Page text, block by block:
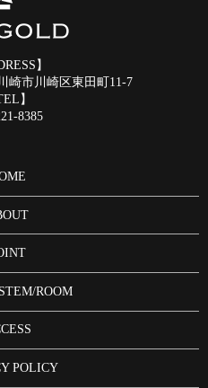
】
崎市川崎区東田町11-7
】
8385
ROOM
POLICY